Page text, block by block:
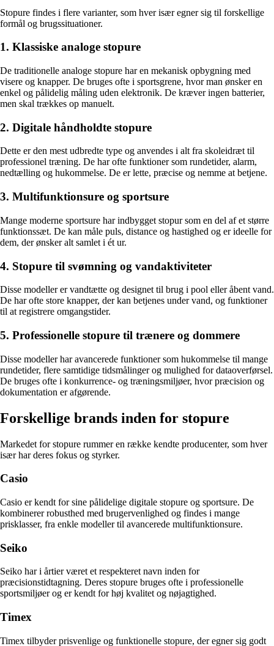
Stopure findes i flere varianter, som hver især egner sig til forskellige
formål og brugssituationer.
1. Klassiske analoge stopure
De traditionelle analoge stopure har en mekanisk opbygning med
visere og knapper. De bruges ofte i sportsgrene, hvor man ønsker en
enkel og pålidelig måling uden elektronik. De kræver ingen batterier,
men skal trækkes op manuelt.
2. Digitale håndholdte stopure
Dette er den mest udbredte type og anvendes i alt fra skoleidræt til
professionel træning. De har ofte funktioner som rundetider, alarm,
nedtælling og hukommelse. De er lette, præcise og nemme at betjene.
3. Multifunktionsure og sportsure
Mange moderne sportsure har indbygget stopur som en del af et større
funktionssæt. De kan måle puls, distance og hastighed og er ideelle for
dem, der ønsker alt samlet i ét ur.
4. Stopure til svømning og vandaktiviteter
Disse modeller er vandtætte og designet til brug i pool eller åbent vand.
De har ofte store knapper, der kan betjenes under vand, og funktioner
til at registrere omgangstider.
5. Professionelle stopure til trænere og dommere
Disse modeller har avancerede funktioner som hukommelse til mange
rundetider, flere samtidige tidsmålinger og mulighed for dataoverførsel.
De bruges ofte i konkurrence- og træningsmiljøer, hvor præcision og
dokumentation er afgørende.
Forskellige brands inden for stopure
Markedet for stopure rummer en række kendte producenter, som hver
især har deres fokus og styrker.
Casio
Casio er kendt for sine pålidelige digitale stopure og sportsure. De
kombinerer robusthed med brugervenlighed og findes i mange
prisklasser, fra enkle modeller til avancerede multifunktionsure.
Seiko
Seiko har i årtier været et respekteret navn inden for
præcisionstidtagning. Deres stopure bruges ofte i professionelle
sportsmiljøer og er kendt for høj kvalitet og nøjagtighed.
Timex
Timex tilbyder prisvenlige og funktionelle stopure, der egner sig godt